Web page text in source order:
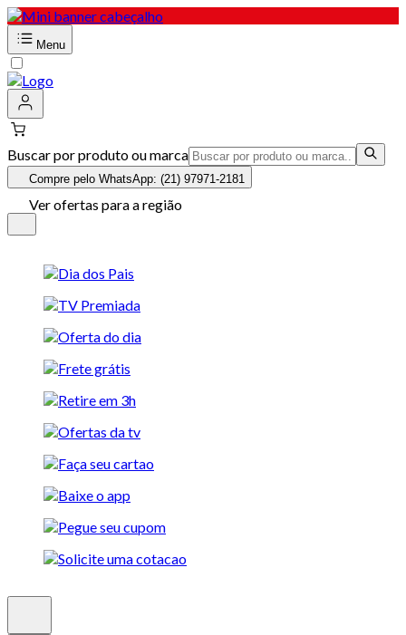
Menu
Buscar por produto ou marca
Compre pelo WhatsApp: (21) 97971-2181
Ver ofertas para a região